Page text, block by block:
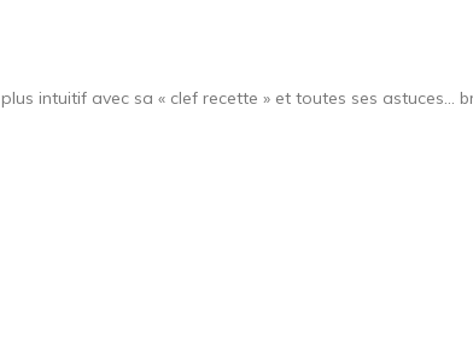
intuitif avec sa « clef recette » et toutes ses astuces…